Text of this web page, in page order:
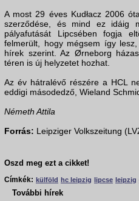
A most 29 éves Kudłacz 2006
szerződése, és mind ez idáig
pályafutását Lipcsében fogja
felmerült, hogy mégsem így
hírek szerint. Az Ørneborg
téren is új helyzetet hozhat.
Az év hátralévő részére a HCL
eddigi másodedző, Wieland
Németh Attila
Forrás: Leipziger Volkszeitung
Oszd meg ezt a cikket!
Címkék: külföld hc leipzig lipcse leipzig
További hírek